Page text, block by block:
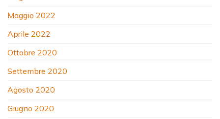
Maggio 2022
Aprile 2022
Ottobre 2020
Settembre 2020
Agosto 2020
Giugno 2020